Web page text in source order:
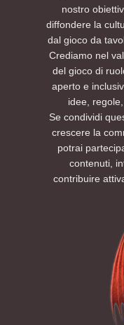
nostro
diffondere la
dal gioco da
Crediamo nel
del gioco di
aperto e
idee,
Se condividi
crescere la
potrai
contenuti,
contribuire